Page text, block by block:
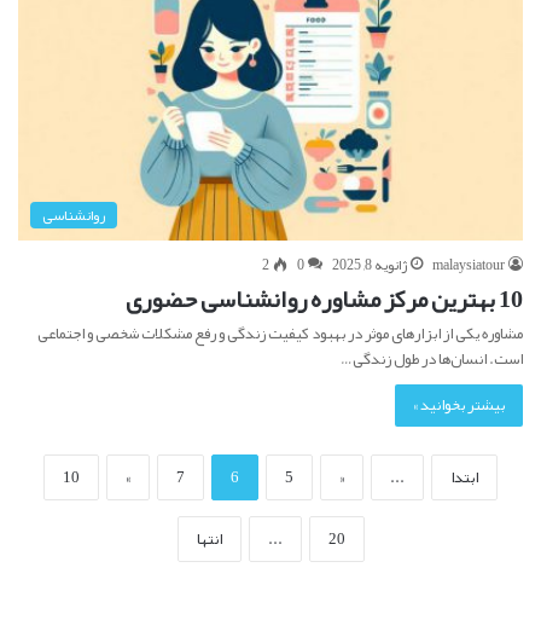
روانشناسی
malaysiatour
ژانویه 8, 2025 0
2
10 بهترین مرکز مشاوره روانشناسی حضوری
مشاوره یکی از ابزارهای موثر در بهبود کیفیت زندگی و رفع مشکلات شخصی و اجتماعی
است. انسان‌ها در طول زندگی…
بیشتر بخوانید »
ابتدا ...
«
5
6
7
»
10
20
... انتها